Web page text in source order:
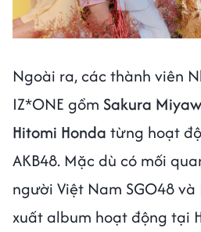
Ngoài ra, các thành viên
IZ*ONE gồm Sakura
Hitomi Honda từng hoạt
AKB48. Mặc dù có mối
người Việt Nam SGO48 và
xuất album hoạt động tại